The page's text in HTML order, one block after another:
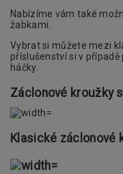
Nabízíme vám také
žabkami.
Vybrat si můžete mezi
příslušenství si v
háčky.
Záclonové kroužky
Klasické záclonové